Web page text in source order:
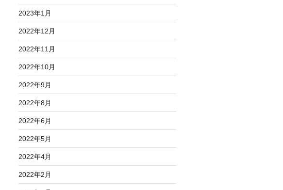
2023年1月
2022年12月
2022年11月
2022年10月
2022年9月
2022年8月
2022年6月
2022年5月
2022年4月
2022年2月